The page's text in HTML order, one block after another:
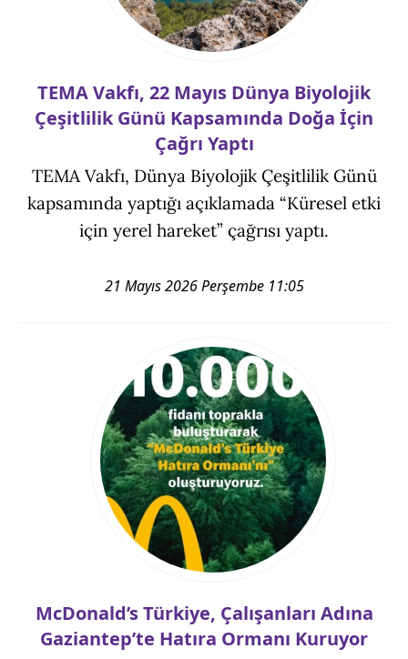
TEMA Vakfı, 22 Mayıs Dünya Biyolojik
Çeşitlilik Günü Kapsamında Doğa İçin
Çağrı Yaptı
TEMA Vakfı, Dünya Biyolojik Çeşitlilik Günü
kapsamında yaptığı açıklamada “Küresel etki
için yerel hareket” çağrısı yaptı.
21 Mayıs 2026 Perşembe 11:05
McDonald’s Türkiye, Çalışanları Adına
Gaziantep’te Hatıra Ormanı Kuruyor